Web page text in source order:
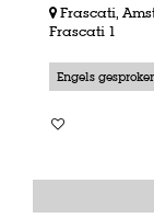
Frascati,
Frascati 1
Engels